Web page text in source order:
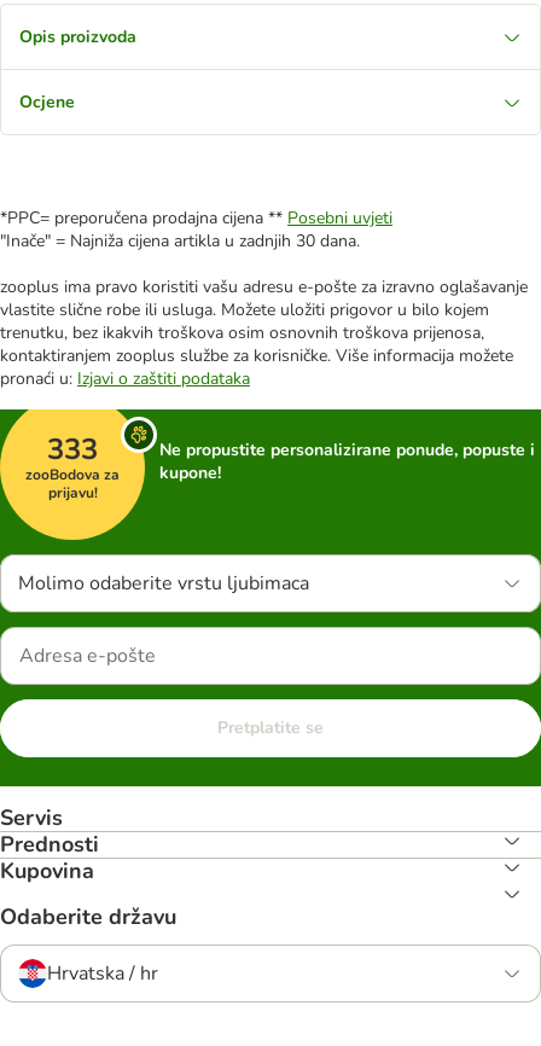
Opis proizvoda
Ocjene
*PPC= preporučena prodajna cijena ** Posebni uvjeti
"Inače" = Najniža cijena artikla u zadnjih 30 dana.
zooplus ima pravo koristiti vašu adresu e-pošte za izravno oglašavanje
vlastite slične robe ili usluga. Možete uložiti prigovor u bilo kojem
trenutku, bez ikakvih troškova osim osnovnih troškova prijenosa,
kontaktiranjem zooplus službe za korisničke. Više informacija možete
pronaći u: Izjavi o zaštiti podataka
333
zooBodova za
prijavu!
Ne propustite personalizirane ponude, popuste i
kupone!
Molimo odaberite vrstu ljubimaca
Pretplatite se
Servis
Prednosti
Kupovina
Odaberite državu
Hrvatska / hr